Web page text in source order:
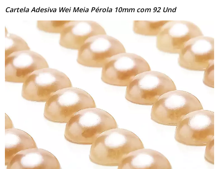
Cartela Adesiva Wei Meia Pérola 10mm com 92 Und